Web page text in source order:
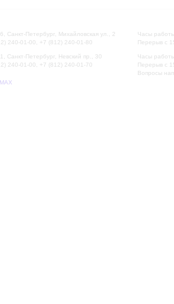
Санкт-Петербург, Михайловская ул., 2
240-01-00, +7 (812) 240-01-80
Санкт-Петербург, Невский пр., 30
240-01-00, +7 (812) 240-01-70
MAX
Часы
Перерыв с
Часы
Перерыв с
Вопросы